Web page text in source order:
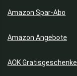
Amazon Spar-Abo
Amazon Angebote
AOK Gratisgeschenke